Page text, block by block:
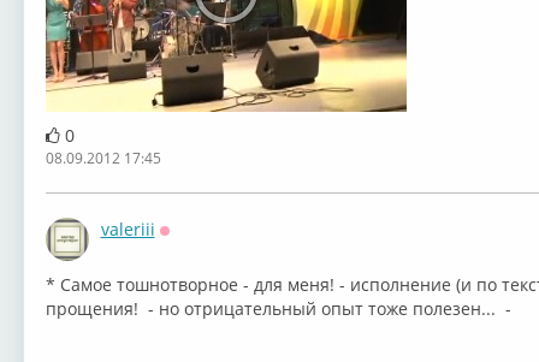
0
08.09.2012 17:45
valeriii
* Самое тошнотворное - для меня! - исполнение (и по
прощения! - но отрицательный опыт тоже полезен... -